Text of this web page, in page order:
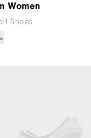
Women
Shoes